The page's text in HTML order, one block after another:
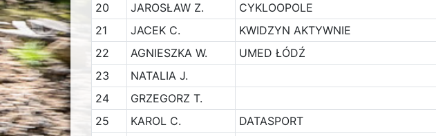
20
JAROSŁAW Z. CYKLOOPOLE
21
JACEK C. KWIDZYN AKTYWNIE
22
AGNIESZKA W. UMED ŁÓDŹ
23
NATALIA J.
24
GRZEGORZ T.
25
KAROL C. DATASPORT